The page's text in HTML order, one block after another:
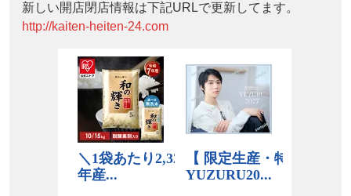
新しい開店閉店情報は下記URLで更新してます。
http://kaiten-heiten-24.com